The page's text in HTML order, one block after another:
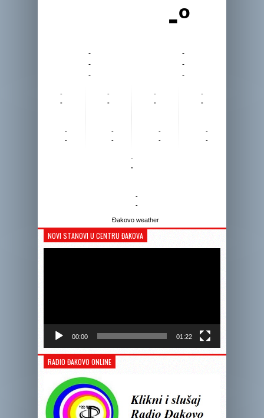
-º
-
-
-
-
-
-
-
-
-
-
-
-
-
-
-
-
-
-
-
-
-
-
-
-
-
-
Đakovo weather
NOVI STANOVI U CENTRU ĐAKOVA
00:00 01:22
RADIO ĐAKOVO ONLINE